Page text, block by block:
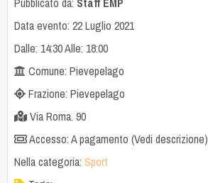
Data evento: 22 Luglio 2021
Dalle: 14:30 Alle: 18:00
Comune: Pievepelago
Frazione: Pievepelago
Via Roma. 90
Accesso: A pagamento (Vedi descrizione)
Nella categoria: Sport